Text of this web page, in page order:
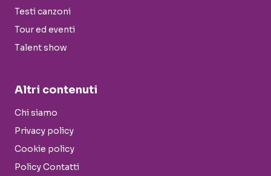
Testi canzoni
Tour ed eventi
Talent show
Altri contenuti
Chi siamo
Privacy policy
Cookie policy
Policy Contatti